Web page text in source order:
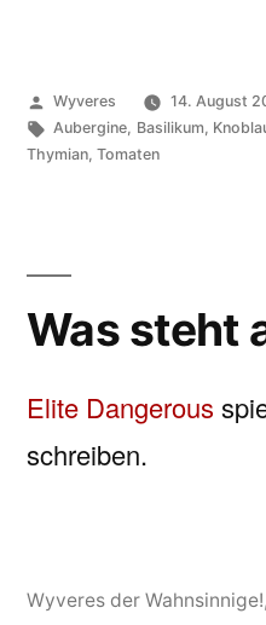
Veröffentlicht
von
Wyveres 14. August
Schlagwörter:
Aubergine Basilikum
Thymian Tomaten
Was steht
Elite Dangerous
schreiben.
Wyveres der Wahnsinnige!,